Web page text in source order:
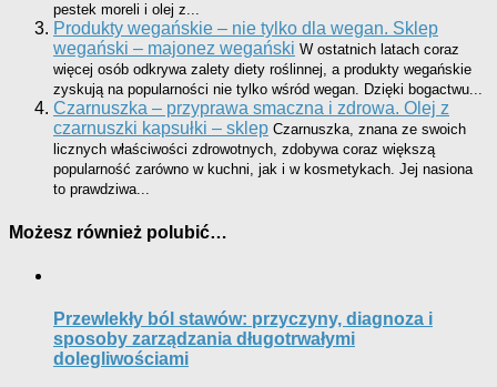
pestek moreli i olej z...
Produkty wegańskie – nie tylko dla wegan. Sklep
wegański – majonez wegański W ostatnich latach coraz
więcej osób odkrywa zalety diety roślinnej, a produkty wegańskie
zyskują na popularności nie tylko wśród wegan. Dzięki bogactwu...
Czarnuszka – przyprawa smaczna i zdrowa. Olej z
czarnuszki kapsułki – sklep Czarnuszka, znana ze swoich
licznych właściwości zdrowotnych, zdobywa coraz większą
popularność zarówno w kuchni, jak i w kosmetykach. Jej nasiona
to prawdziwa...
Możesz również polubić…
Przewlekły ból stawów: przyczyny, diagnoza i
sposoby zarządzania długotrwałymi
dolegliwościami